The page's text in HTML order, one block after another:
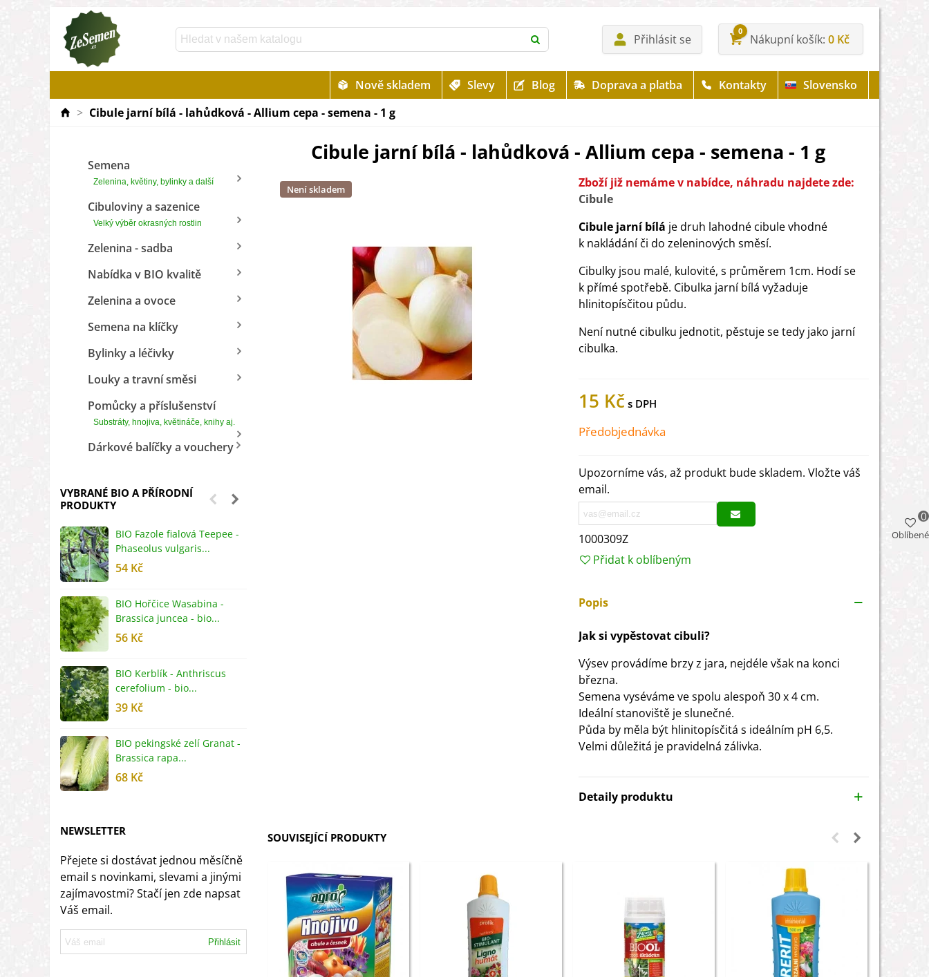
Přihlásit se
0
Nákupní košík 0 Kč
Nově skladem Slevy Blog Doprava a platba Kontakty
Slovensko
> Cibule jarní bílá - lahůdková - Allium cepa - semena - 1 g
Semena
Zelenina, květiny, bylinky a další
Cibuloviny a sazenice
Velký výběr okrasných rostlin
Zelenina - sadba
Nabídka v BIO kvalitě
Zelenina a ovoce
Semena na klíčky
Bylinky a léčivky
Louky a travní směsi
Pomůcky a příslušenství
Substráty, hnojiva, květináče, knihy aj.
Dárkové balíčky a vouchery
VYBRANÉ BIO A PŘÍRODNÍ
PRODUKTY
BIO Fazole fialová Teepee -
Phaseolus vulgaris...
54 Kč
BIO Hořčice Wasabina -
Brassica juncea - bio...
56 Kč
BIO Kerblík - Anthriscus
cerefolium - bio...
39 Kč
BIO pekingské zelí Granat -
Brassica rapa...
68 Kč
NEWSLETTER
Přejete si dostávat jednou měsíčně
email s novinkami, slevami a jinými
zajímavostmi? Stačí jen zde napsat
Váš email.
Přihlásit
Cibule jarní bílá - lahůdková - Allium cepa - semena - 1 g
Není skladem
Zboží již nemáme v nabídce, náhradu najdete zde:
Cibule
Cibule jarní bílá je druh lahodné cibule vhodné
k nakládání či do zeleninových směsí.
Cibulky jsou malé, kulovité, s průměrem 1cm. Hodí se
k přímé spotřebě. Cibulka jarní bílá vyžaduje
hlinitopísčitou půdu.
Není nutné cibulku jednotit, pěstuje se tedy jako jarní
cibulka.
15 Kč
Předobjednávka
Upozorníme vás, až produkt bude skladem. Vložte váš
email.
1000309Z
Přidat k oblíbeným
Popis
Jak si vypěstovat cibuli?
Výsev provádíme brzy z jara, nejdéle však na konci
března.
Semena vyséváme ve spolu alespoň 30 x 4 cm.
Ideální stanoviště je slunečné.
Půda by měla být hlinitopísčitá s ideálním pH 6,5.
Velmi důležitá je pravidelná zálivka.
Detaily produktu
SOUVISEJÍCÍ PRODUKTY
Oblíbené
0